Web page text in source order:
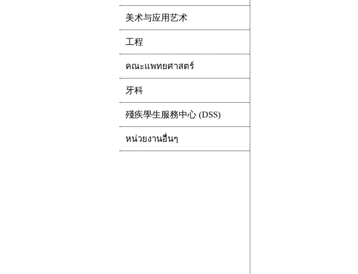
美术与应用艺术
工程
คณะแพทยศาสตร์
牙科
殘疾學生服務中心 (DSS)
หน่วยงานอื่นๆ